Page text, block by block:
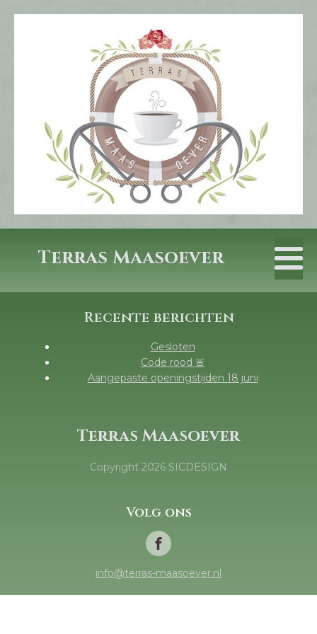
Terras Maasoever
Recente berichten
Gesloten
Code rood 🚨
Aangepaste openingstijden 18 juni
Terras Maasoever
Copyright 2026 SICDESIGN
Volg ons
info@terras-maasoever.nl